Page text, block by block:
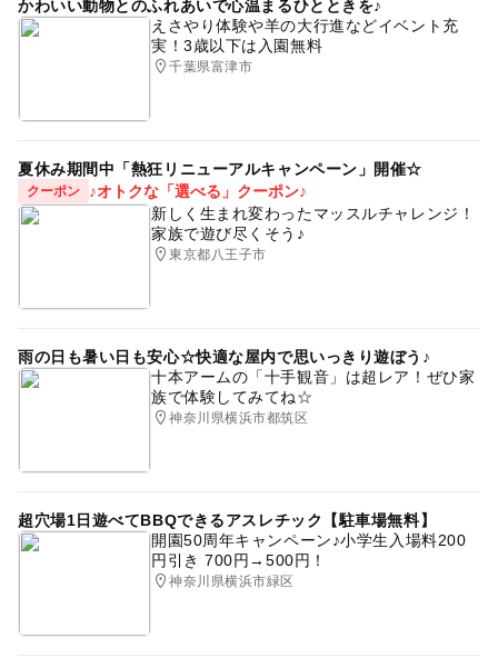
かわいい動物とのふれあいで心温まるひとときを♪
えさやり体験や羊の大行進などイベント充
実！3歳以下は入園無料
千葉県富津市
夏休み期間中「熱狂リニューアルキャンペーン」開催☆
クーポン
♪オトクな「選べる」クーポン♪
新しく生まれ変わったマッスルチャレンジ！
家族で遊び尽くそう♪
東京都八王子市
雨の日も暑い日も安心☆快適な屋内で思いっきり遊ぼう♪
十本アームの「十手観音」は超レア！ぜひ家
族で体験してみてね☆
神奈川県横浜市都筑区
超穴場1日遊べてBBQできるアスレチック【駐車場無料】
開園50周年キャンペーン♪小学生入場料200
円引き 700円→500円！
神奈川県横浜市緑区